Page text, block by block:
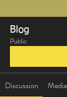
Blog
Public
Discussion Media